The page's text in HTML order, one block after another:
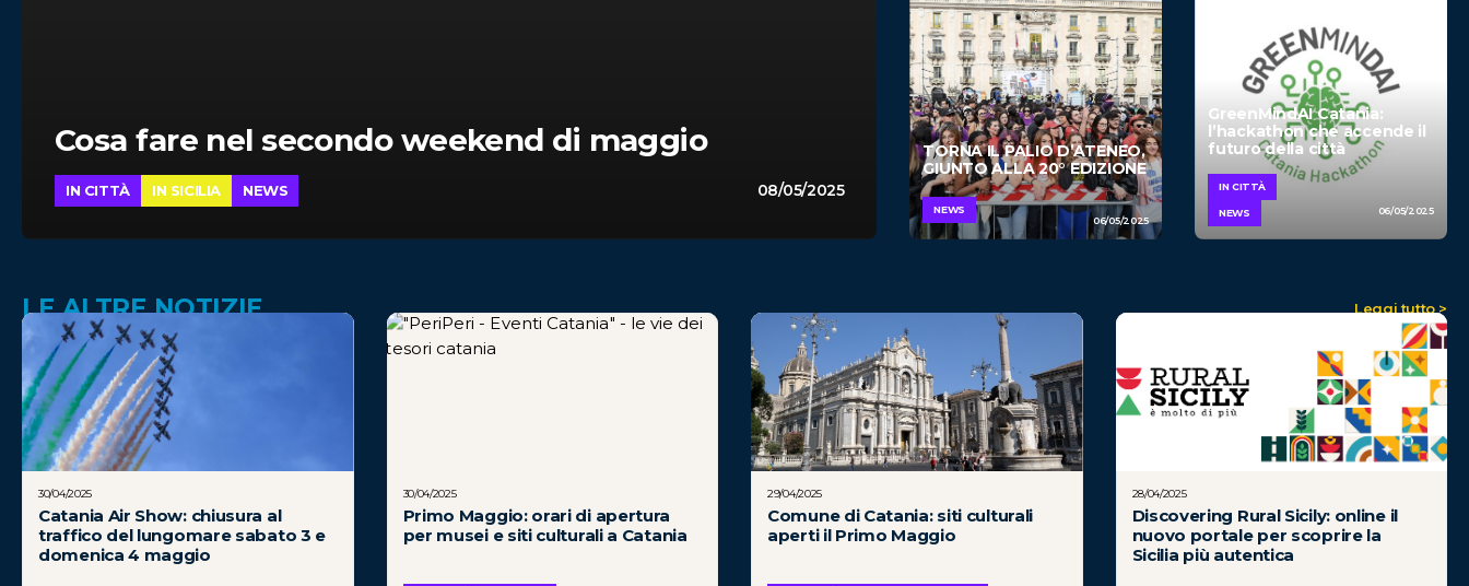
Cosa fare nel secondo weekend di maggio
IN CITTÀ IN SICILIA NEWS 08/05/2025
TORNA IL PALIO D’ATENEO,
GIUNTO ALLA 20° EDIZIONE
NEWS
06/05/2025
GreenMindAI Catania:
l’hackathon che accende il
futuro della città
IN CITTÀ
NEWS 06/05/2025
LE ALTRE NOTIZIE Leggi tutto >
30/04/2025
Catania Air Show: chiusura al
traffico del lungomare sabato 3 e
domenica 4 maggio
30/04/2025
Primo Maggio: orari di apertura
per musei e siti culturali a Catania
29/04/2025
Comune di Catania: siti culturali
aperti il Primo Maggio
28/04/2025
Discovering Rural Sicily: online il
nuovo portale per scoprire la
Sicilia più autentica